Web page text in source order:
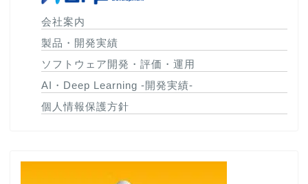
会社案内
製品・開発実績
ソフトウェア開発・評価・運用
AI・Deep Learning -開発実績-
個人情報保護方針